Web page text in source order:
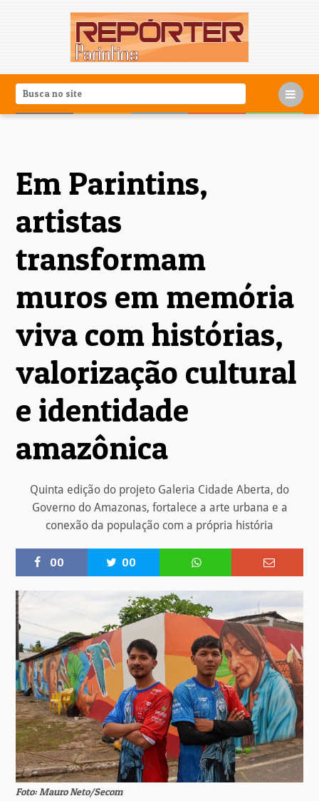
Em Parintins,
artistas
transformam
muros em memória
viva com histórias,
valorização cultural
e identidade
amazônica
Quinta edição do projeto Galeria Cidade Aberta, do
Governo do Amazonas, fortalece a arte urbana e a
conexão da população com a própria história
00 00
Foto: Mauro Neto/Secom